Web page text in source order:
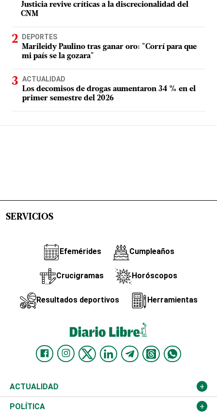
Justicia revive críticas a la discrecionalidad del
CNM
DEPORTES
Marileidy Paulino tras ganar oro: "Corrí para que
mi país se la gozara"
ACTUALIDAD
Los decomisos de drogas aumentaron 34 % en el
primer semestre del 2026
SERVICIOS
Efemérides Cumpleaños
Crucigramas Horóscopos
Resultados deportivos Herramientas
ACTUALIDAD
Nacional
POLÍTICA